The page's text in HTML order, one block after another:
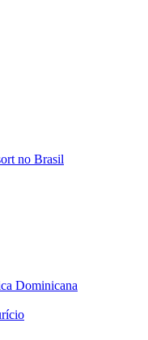
no Brasil
Dominicana